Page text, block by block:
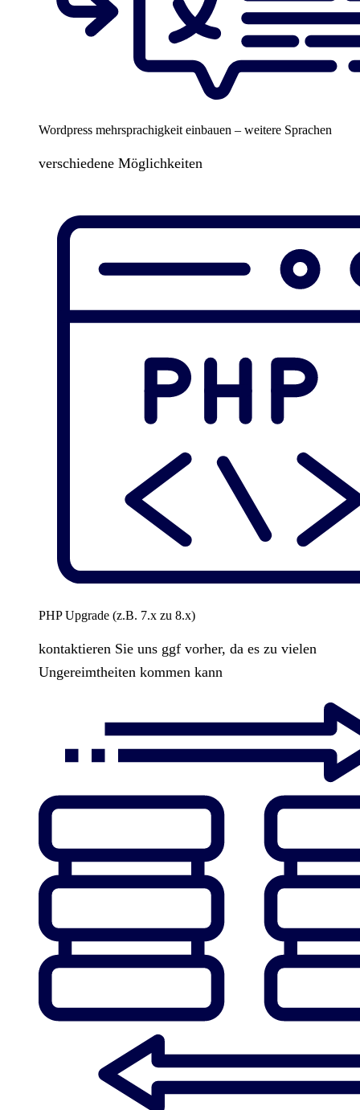
Wordpress mehrsprachigkeit einbauen – weitere Sprachen
verschiedene Möglichkeiten
PHP Upgrade (z.B. 7.x zu 8.x)
kontaktieren Sie uns ggf vorher, da es zu vielen
Ungereimtheiten kommen kann